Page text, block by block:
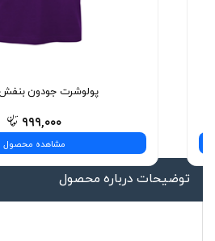
پولوشرت جودون
۹۹۹,۰۰۰
مشاهده محصول
توضیحات درباره محصول